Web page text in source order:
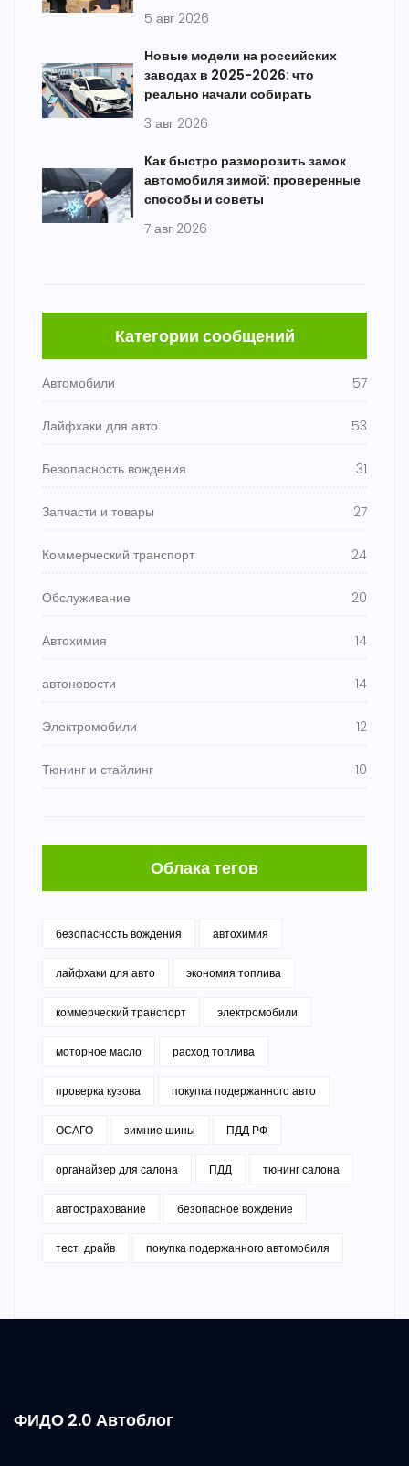
5 авг 2026
Новые модели на российских
заводах в 2025-2026: что
реально начали собирать
3 авг 2026
Как быстро разморозить замок
автомобиля зимой: проверенные
способы и советы
7 авг 2026
Категории сообщений
Автомобили 57
Лайфхаки для авто 53
Безопасность вождения 31
Запчасти и товары 27
Коммерческий транспорт 24
Обслуживание 20
Автохимия 14
автоновости 14
Электромобили 12
Тюнинг и стайлинг 10
Облака тегов
безопасность вождения автохимия
лайфхаки для авто экономия топлива
коммерческий транспорт электромобили
моторное масло расход топлива
проверка кузова покупка подержанного авто
ОСАГО зимние шины ПДД РФ
органайзер для салона ПДД тюнинг салона
автострахование безопасное вождение
тест-драйв покупка подержанного автомобиля
ФИДО 2.0 Автоблог